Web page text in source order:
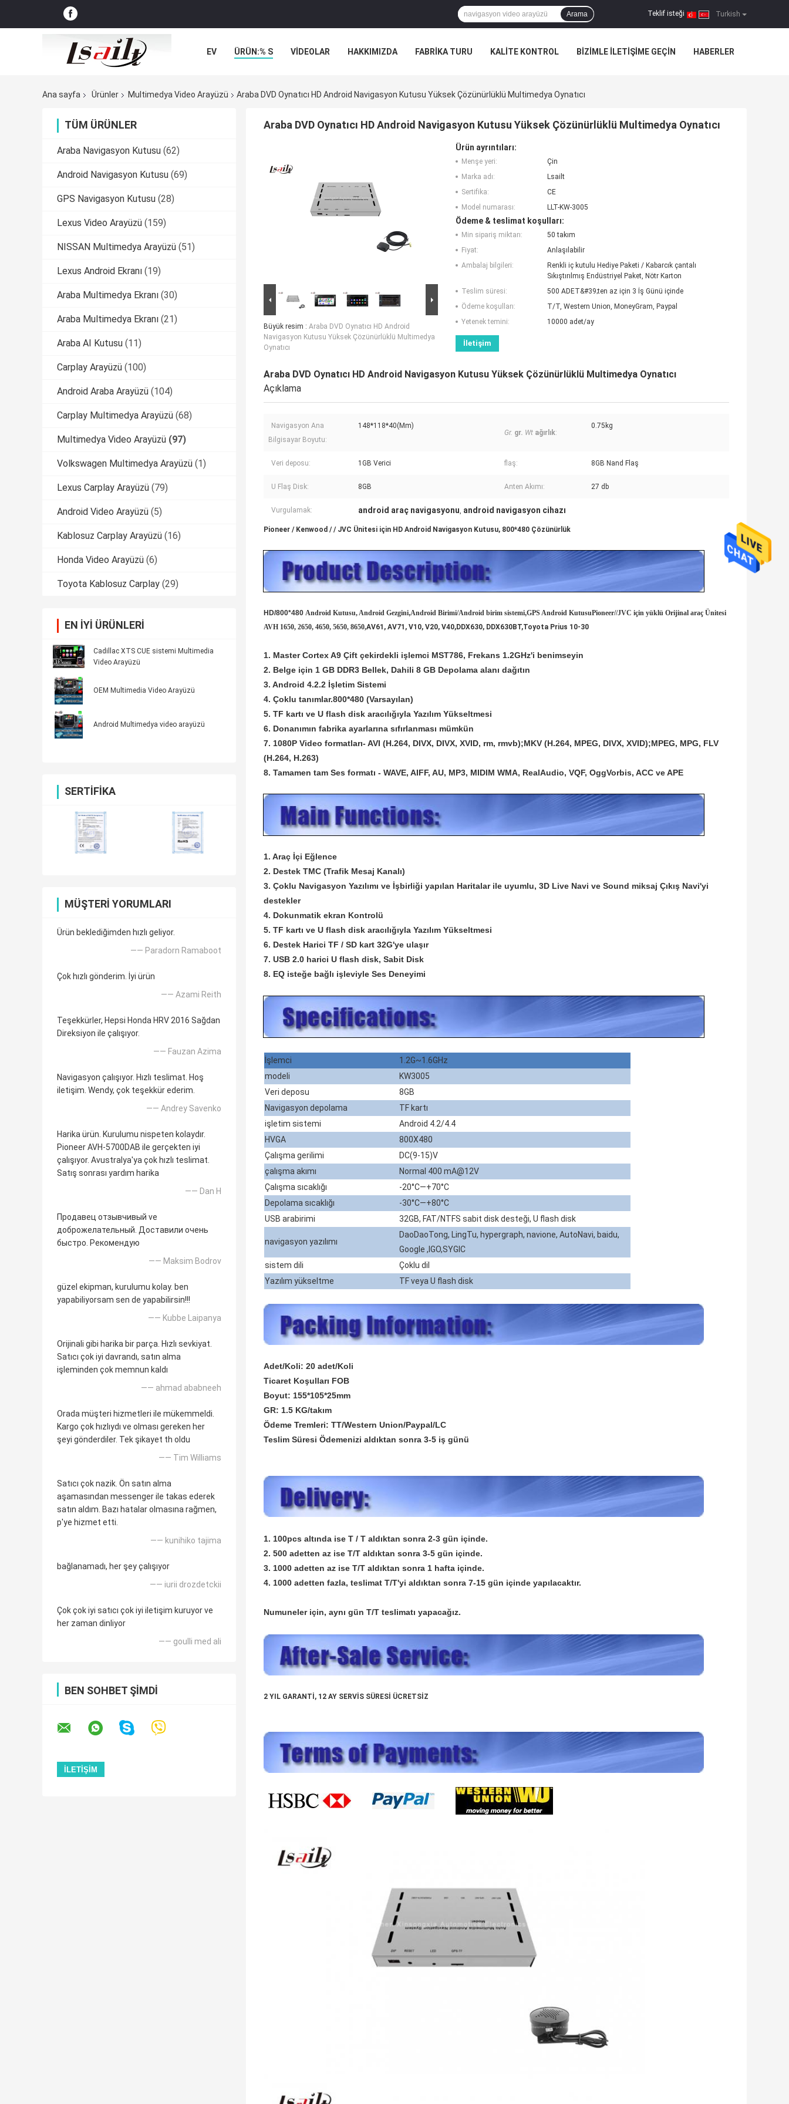
Turkish
Teklif isteği |
Arama
EV ÜRÜN:% S VİDEOLAR HAKKIMIZDA FABRIKA TURU KALITE KONTROL BIZIMLE ILETIŞIME GEÇIN HABERLER
Ana sayfa
Ürünler Multimedya Video Arayüzü Araba DVD Oynatıcı HD Android Navigasyon Kutusu Yüksek Çözünürlüklü Multimedya Oynatıcı
TÜM ÜRÜNLER
Araba Navigasyon Kutusu (62)
Android Navigasyon Kutusu (69)
GPS Navigasyon Kutusu (28)
Lexus Video Arayüzü (159)
NISSAN Multimedya Arayüzü (51)
Lexus Android Ekranı (19)
Araba Multimedya Ekranı (30)
Araba Multimedya Ekranı (21)
Araba AI Kutusu (11)
Carplay Arayüzü (100)
Android Araba Arayüzü (104)
Carplay Multimedya Arayüzü (68)
Multimedya Video Arayüzü (97)
Volkswagen Multimedya Arayüzü (1)
Lexus Carplay Arayüzü (79)
Android Video Arayüzü (5)
Kablosuz Carplay Arayüzü (16)
Honda Video Arayüzü (6)
Toyota Kablosuz Carplay (29)
EN IYI ÜRÜNLERI
Cadillac XTS CUE sistemi Multimedia
Video Arayüzü
OEM Multimedia Video Arayüzü
Android Multimedya video arayüzü
SERTIFIKA
MÜŞTERI YORUMLARI
Ürün beklediğimden hızlı geliyor.
—— Paradorn Ramaboot
Çok hızlı gönderim. İyi ürün
—— Azami Reith
Teşekkürler, Hepsi Honda HRV 2016 Sağdan
Direksiyon ile çalışıyor.
—— Fauzan Azima
Navigasyon çalışıyor. Hızlı teslimat. Hoş
iletişim. Wendy, çok teşekkür ederim.
—— Andrey Savenko
Harika ürün. Kurulumu nispeten kolaydır.
Pioneer AVH-5700DAB ile gerçekten iyi
çalışıyor. Avustralya'ya çok hızlı teslimat.
Satış sonrası yardım harika
—— Dan H
Продавец отзывчивый ve
доброжелательный. Доставили очень
быстро. Рекомендую
—— Maksim Bodrov
güzel ekipman, kurulumu kolay. ben
yapabiliyorsam sen de yapabilirsin!!!
—— Kubbe Laipanya
Orijinali gibi harika bir parça. Hızlı sevkiyat.
Satıcı çok iyi davrandı, satın alma
işleminden çok memnun kaldı
—— ahmad ababneeh
Orada müşteri hizmetleri ile mükemmeldi.
Kargo çok hızlıydı ve olması gereken her
şeyi gönderdiler. Tek şikayet th oldu
—— Tim Williams
Satıcı çok nazik. Ön satın alma
aşamasından messenger ile takas ederek
satın aldım. Bazı hatalar olmasına rağmen,
p'ye hizmet etti.
—— kunihiko tajima
bağlanamadı, her şey çalışıyor
—— iurii drozdetckii
Çok çok iyi satıcı çok iyi iletişim kuruyor ve
her zaman dinliyor
—— goulli med ali
BEN SOHBET ŞIMDI
Araba DVD Oynatıcı HD Android Navigasyon Kutusu Yüksek Çözünürlüklü Multimedya Oynatıcı
Büyük resim : Araba DVD Oynatıcı HD Android
Navigasyon Kutusu Yüksek Çözünürlüklü Multimedya
Oynatıcı
Ürün ayrıntıları:
Menşe yeri:
Çin
Marka adı:
Lsailt
Sertifika:
CE
Model numarası:
LLT-KW-3005
Ödeme & teslimat koşulları:
Min sipariş miktarı:
50 takım
Fiyat:
Anlaşılabilir
Ambalaj bilgileri:
Renkli iç kutulu Hediye Paketi / Kabarcık çantalı
Sıkıştırılmış Endüstriyel Paket, Nötr Karton
Teslim süresi:
500 ADET&#39;ten az için 3 İş Günü içinde
Ödeme koşulları:
T/T, Western Union, MoneyGram, Paypal
Yetenek temini:
10000 adet/ay
İletişim
Araba DVD Oynatıcı HD Android Navigasyon Kutusu Yüksek Çözünürlüklü Multimedya Oynatıcı
Açıklama
Navigasyon Ana
Bilgisayar Boyutu:
148*118*40(Mm)
Gr. gr. Wt ağırlık:
0.75kg
Veri deposu: 1GB Verici flaş: 8GB Nand Flaş
U Flaş Disk: 8GB Anten Akımı: 27 db
Vurgulamak: android araç navigasyonu, android navigasyon cihazı
Pioneer / Kenwood / / JVC Ünitesi için HD Android Navigasyon Kutusu, 800*480 Çözünürlük
HD/800*480 Android Kutusu, Android Gezgini,Android Birimi/Android birim sistemi,GPS Android KutusuPioneer//JVC için yüklü Orijinal araç Ünitesi
AVH 1650, 2650, 4650, 5650, 8650,AV61, AV71, V10, V20, V40,DDX630, DDX630BT,Toyota Prius 10-30
1. Master Cortex A9 Çift çekirdekli işlemci MST786, Frekans 1.2GHz'i benimseyin
2. Belge için 1 GB DDR3 Bellek, Dahili 8 GB Depolama alanı dağıtın
3. Android 4.2.2 İşletim Sistemi
4. Çoklu tanımlar.800*480 (Varsayılan)
5. TF kartı ve U flash disk aracılığıyla Yazılım Yükseltmesi
6. Donanımın fabrika ayarlarına sıfırlanması mümkün
7. 1080P Video formatları- AVI (H.264, DIVX, DIVX, XVID, rm, rmvb);MKV (H.264, MPEG, DIVX, XVID);MPEG, MPG, FLV
(H.264, H.263)
8. Tamamen tam Ses formatı - WAVE, AIFF, AU, MP3, MIDIM WMA, RealAudio, VQF, OggVorbis, ACC ve APE
1. Araç İçi Eğlence
2. Destek TMC (Trafik Mesaj Kanalı)
3. Çoklu Navigasyon Yazılımı ve İşbirliği yapılan Haritalar ile uyumlu, 3D Live Navi ve Sound miksaj Çıkış Navi'yi
destekler
4. Dokunmatik ekran Kontrolü
5. TF kartı ve U flash disk aracılığıyla Yazılım Yükseltmesi
6. Destek Harici TF / SD kart 32G'ye ulaşır
7. USB 2.0 harici U flash disk, Sabit Disk
8. EQ isteğe bağlı işleviyle Ses Deneyimi
İşlemci
1.2G~1.6GHz
modeli
KW3005
Veri deposu
8GB
Navigasyon depolama
TF kartı
işletim sistemi
Android 4.2/4.4
HVGA
800X480
Çalışma gerilimi
DC(9-15)V
çalışma akımı
Normal 400 mA@12V
Çalışma sıcaklığı
-20°C—+70°C
Depolama sıcaklığı
-30°C—+80°C
USB arabirimi
32GB, FAT/NTFS sabit disk desteği, U flash disk
navigasyon yazılımı
DaoDaoTong, LingTu, hypergraph, navione, AutoNavi, baidu,
Google ,IGO,SYGIC
sistem dili
Çoklu dil
Yazılım yükseltme
TF veya U flash disk
Adet/Koli: 20 adet/Koli
Ticaret Koşulları FOB
Boyut: 155*105*25mm
GR: 1.5 KG/takım
Ödeme Tremleri: TT/Western Union/Paypal/LC
Teslim Süresi Ödemenizi aldıktan sonra 3-5 iş günü
1. 100pcs altında ise T / T aldıktan sonra 2-3 gün içinde.
2. 500 adetten az ise T/T aldıktan sonra 3-5 gün içinde.
3. 1000 adetten az ise T/T aldıktan sonra 1 hafta içinde.
4. 1000 adetten fazla, teslimat T/T'yi aldıktan sonra 7-15 gün içinde yapılacaktır.
Numuneler için, aynı gün T/T teslimatı yapacağız.
2 YIL GARANTİ, 12 AY SERVİS SÜRESİ ÜCRETSİZ